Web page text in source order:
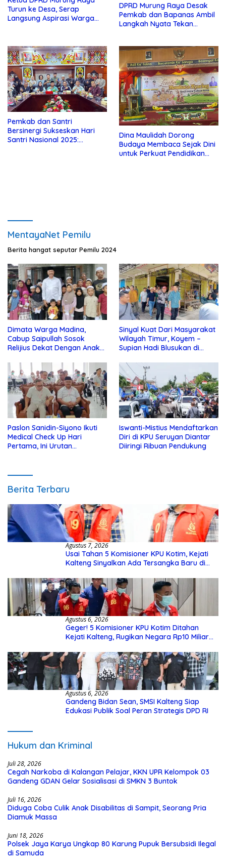
Turun ke Desa, Serap
Langsung Aspirasi Warga
DPRD Murung Raya Desak
Pemkab dan Bapanas Ambil
Langkah Nyata Tekan
Pemkab dan Santri
Bersinergi Sukseskan Hari
Santri Nasional 2025:
Dina Maulidah Dorong
Budaya Membaca Sejak Dini
untuk Perkuat Pendidikan
MentayaNet Pemilu
Berita hangat seputar Pemilu 2024
Dimata Warga Madina,
Cabup Saipullah Sosok
Relijius Dekat Dengan Anak
Sinyal Kuat Dari Masyarakat
Wilayah Timur, Koyem –
Supian Hadi Blusukan di
Paslon Sanidin-Siyono Ikuti
Medical Check Up Hari
Pertama, Ini Urutan
Iswanti-Mistius Mendaftarkan
Diri di KPU Seruyan Diantar
Diiringi Ribuan Pendukung
Berita Terbaru
Agustus 7, 2026
Usai Tahan 5 Komisioner KPU Kotim, Kejati
Kalteng Sinyalkan Ada Tersangka Baru di
Agustus 6, 2026
Geger! 5 Komisioner KPU Kotim Ditahan
Kejati Kalteng, Rugikan Negara Rp10 Miliar
Agustus 6, 2026
Gandeng Bidan Sean, SMSI Kalteng Siap
Edukasi Publik Soal Peran Strategis DPD RI
Hukum dan Kriminal
Juli 28, 2026
Cegah Narkoba di Kalangan Pelajar, KKN UPR Kelompok 03
Gandeng GDAN Gelar Sosialisasi di SMKN 3 Buntok
Juli 16, 2026
Diduga Coba Culik Anak Disabilitas di Sampit, Seorang Pria
Diamuk Massa
Juni 18, 2026
Polsek Jaya Karya Ungkap 80 Karung Pupuk Bersubsidi Ilegal
di Samuda